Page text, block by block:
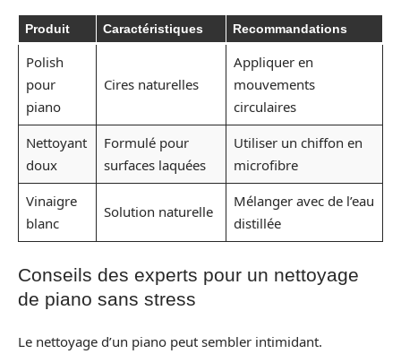
Produit Caractéristiques Recommandations
Polish
pour
piano
Cires naturelles
Appliquer en
mouvements
circulaires
Nettoyant
doux
Formulé pour
surfaces laquées
Utiliser un chiffon en
microfibre
Vinaigre
blanc
Solution naturelle
Mélanger avec de l’eau
distillée
Conseils des experts pour un nettoyage
de piano sans stress
Le nettoyage d’un piano peut sembler intimidant.